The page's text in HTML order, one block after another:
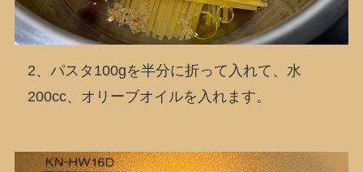
2、パスタ100gを半分に折って入れて、水
200cc、オリーブオイルを入れます。